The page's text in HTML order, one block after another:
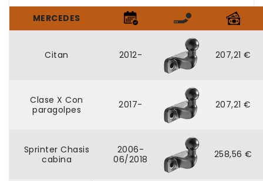
MERCEDES
Citan 2012- 207,21 €
Clase X Con
paragolpes
2017- 207,21 €
Sprinter Chasis
cabina
2006-
06/2018
258,56 €